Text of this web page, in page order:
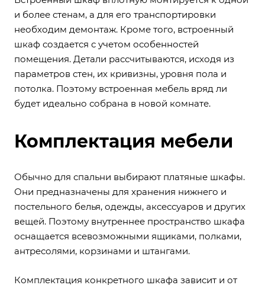
и более стенам, а для его транспортировки
необходим демонтаж. Кроме того, встроенный
шкаф создается с учетом особенностей
помещения. Детали рассчитываются, исходя из
параметров стен, их кривизны, уровня пола и
потолка. Поэтому встроенная мебель вряд ли
будет идеально собрана в новой комнате.
Комплектация мебели
Обычно для спальни выбирают платяные шкафы.
Они предназначены для хранения нижнего и
постельного белья, одежды, аксессуаров и других
вещей. Поэтому внутреннее пространство шкафа
оснащается всевозможными ящиками, полками,
антресолями, корзинами и штангами.
Комплектация конкретного шкафа зависит и от